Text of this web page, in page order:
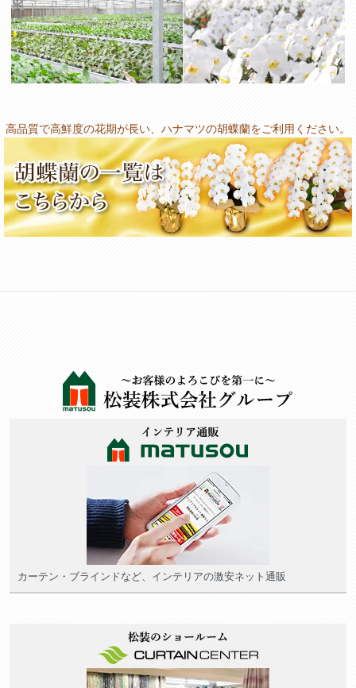
高品質で高鮮度の花期が長い、ハナマツの胡蝶蘭をご利用ください。
カーテン・ブラインドなど、インテリアの激安ネット通販